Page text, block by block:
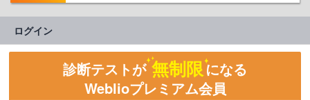
ログイン
診断テストが 無制限になる
Weblioプレミアム会員